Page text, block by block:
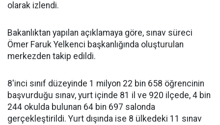
olarak izlendi.
Bakanlıktan yapılan açıklamaya göre, sınav süreci
Ömer Faruk Yelkenci başkanlığında oluşturulan
merkezden takip edildi.
8'inci sınıf düzeyinde 1 milyon 22 bin 658 öğrencinin
başvurduğu sınav, yurt içinde 81 il ve 920 ilçede, 4 bin
244 okulda bulunan 64 bin 697 salonda
gerçekleştirildi. Yurt dışında ise 8 ülkedeki 11 sınav